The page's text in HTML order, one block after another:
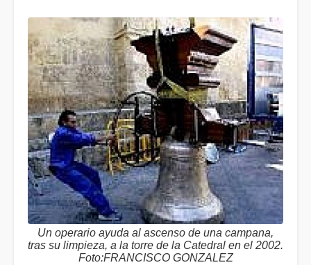
Un operario ayuda al ascenso de una campana,
tras su limpieza, a la torre de la Catedral en el 2002.
Foto:FRANCISCO GONZALEZ